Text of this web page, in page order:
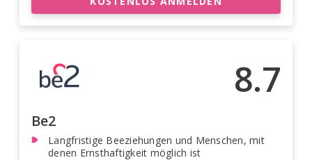
8.7
Be2
Langfristige Beeziehungen und Menschen, mit
denen Ernsthaftigkeit möglich ist